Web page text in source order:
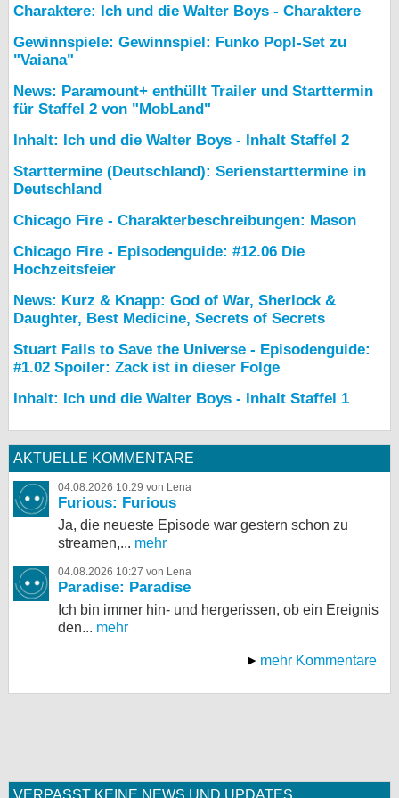
Charaktere: Ich und die Walter Boys - Charaktere
Gewinnspiele: Gewinnspiel: Funko Pop!-Set zu
"Vaiana"
News: Paramount+ enthüllt Trailer und Starttermin
für Staffel 2 von "MobLand"
Inhalt: Ich und die Walter Boys - Inhalt Staffel 2
Starttermine (Deutschland): Serienstarttermine in
Deutschland
Chicago Fire - Charakterbeschreibungen: Mason
Chicago Fire - Episodenguide: #12.06 Die
Hochzeitsfeier
News: Kurz & Knapp: God of War, Sherlock &
Daughter, Best Medicine, Secrets of Secrets
Stuart Fails to Save the Universe - Episodenguide:
#1.02 Spoiler: Zack ist in dieser Folge
Inhalt: Ich und die Walter Boys - Inhalt Staffel 1
AKTUELLE KOMMENTARE
04.08.2026 10:29 von Lena
Furious: Furious
Ja, die neueste Episode war gestern schon zu
streamen,... mehr
04.08.2026 10:27 von Lena
Paradise: Paradise
Ich bin immer hin- und hergerissen, ob ein Ereignis
den... mehr
mehr Kommentare
VERPASST KEINE NEWS UND UPDATES